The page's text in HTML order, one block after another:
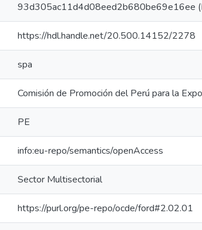
93d305ac11d4d08eed2b680be69e16ee
https://hdl.handle.net/20.500.14152/2278
spa
Comisión de Promoción del Perú para la
PE
info:eu-repo/semantics/openAccess
Sector Multisectorial
https://purl.org/pe-repo/ocde/ford#2.02.01